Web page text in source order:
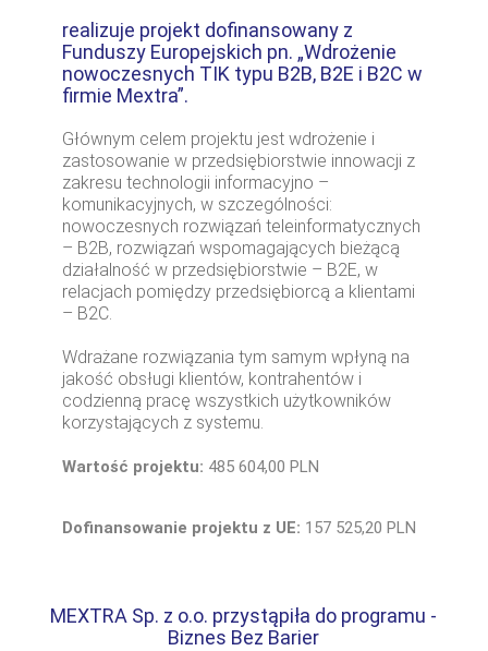
realizuje projekt dofinansowany z
Funduszy Europejskich pn. „Wdrożenie
nowoczesnych TIK typu B2B, B2E i B2C w
firmie Mextra”.
Głównym celem projektu jest wdrożenie i
zastosowanie w przedsiębiorstwie innowacji z
zakresu technologii informacyjno –
komunikacyjnych, w szczególności:
nowoczesnych rozwiązań teleinformatycznych
– B2B, rozwiązań wspomagających bieżącą
działalność w przedsiębiorstwie – B2E, w
relacjach pomiędzy przedsiębiorcą a klientami
– B2C.
Wdrażane rozwiązania tym samym wpłyną na
jakość obsługi klientów, kontrahentów i
codzienną pracę wszystkich użytkowników
korzystających z systemu.
Wartość projektu: 485 604,00 PLN
Dofinansowanie projektu z UE: 157 525,20 PLN
MEXTRA Sp. z o.o. przystąpiła do programu -
Biznes Bez Barier